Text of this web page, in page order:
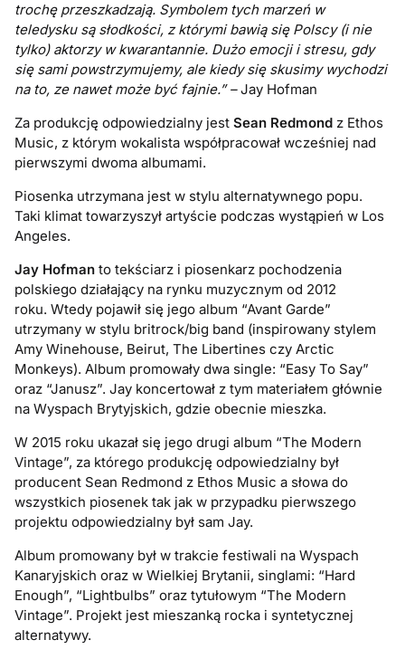
trochę przeszkadzają. Symbolem tych marzeń w
teledysku są słodkości, z którymi bawią się Polscy (i nie
tylko) aktorzy w kwarantannie. Dużo emocji i stresu, gdy
się sami powstrzymujemy, ale kiedy się skusimy wychodzi
na to, ze nawet może być fajnie.” –Jay Hofman
Za produkcję odpowiedzialny jestSean Redmond z Ethos
Music, z którym wokalista współpracował wcześniej nad
pierwszymi dwoma albumami.
Piosenka utrzymana jest w stylu alternatywnego popu.
Taki klimat towarzyszył artyście podczas wystąpień w Los
Angeles.
Jay Hofman to tekściarz i piosenkarz pochodzenia
polskiego działający na rynku muzycznym od 2012
roku. Wtedy pojawił się jego album “Avant Garde”
utrzymany w stylu britrock/big band (inspirowany stylem
Amy Winehouse, Beirut, The Libertines czy Arctic
Monkeys). Album promowały dwa single: “Easy To Say”
oraz “Janusz”. Jay koncertował z tym materiałem głównie
na Wyspach Brytyjskich, gdzie obecnie mieszka.
W 2015 roku ukazał się jego drugi album “The Modern
Vintage”, za którego produkcję odpowiedzialny był
producent Sean Redmond z Ethos Music a słowa do
wszystkich piosenek tak jak w przypadku pierwszego
projektu odpowiedzialny był sam Jay.
Album promowany był w trakcie festiwali na Wyspach
Kanaryjskich oraz w Wielkiej Brytanii, singlami: “Hard
Enough”, “Lightbulbs” oraz tytułowym “The Modern
Vintage”. Projekt jest mieszanką rocka i syntetycznej
alternatywy.